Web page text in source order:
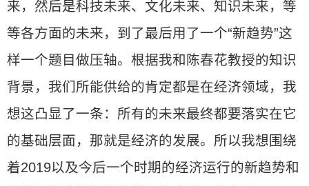
来，然后是科技未来、文化未来、知识未来，等
等各方面的未来，到了最后用了一个“新趋势”这
样一个题目做压轴。根据我和陈春花教授的知识
背景，我们所能供给的肯定都是在经济领域，我
想这凸显了一条：所有的未来最终都要落实在它
的基础层面，那就是经济的发展。所以我想围绕
着2019以及今后一个时期的经济运行的新趋势和